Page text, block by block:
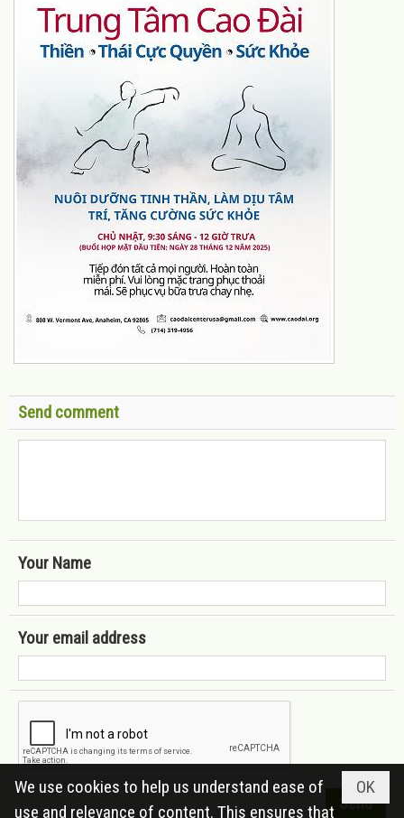
Send comment
Your Name
Your email address
OK
We use cookies to help us understand ease of
use and relevance of content. This ensures that